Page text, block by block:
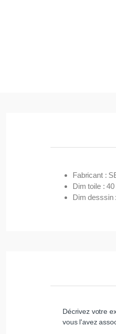
Fabricant :
Dim toile :
Dim desssin
Décrivez votre
vous l'avez